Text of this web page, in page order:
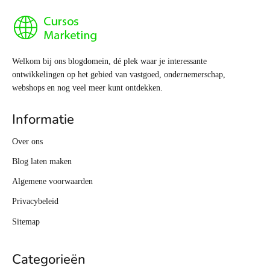
Welkom bij ons blogdomein, dé plek waar je interessante
ontwikkelingen op het gebied van vastgoed, ondernemerschap,
webshops en nog veel meer kunt ontdekken.
Informatie
Over ons
Blog laten maken
Algemene voorwaarden
Privacybeleid
Sitemap
Categorieën